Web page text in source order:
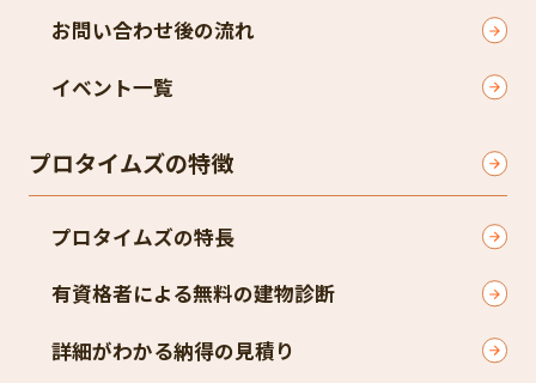
お問い合わせ後の流れ
イベント一覧
プロタイムズの特徴
プロタイムズの特長
有資格者による無料の建物診断
詳細がわかる納得の見積り